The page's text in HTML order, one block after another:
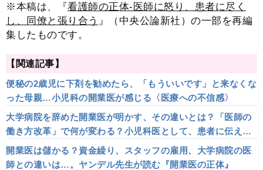
※本稿は、『看護師の正体-医師に怒り、患者に尽く
し、同僚と張り合う 』（中央公論新社）の一部を再編
集したものです。
【関連記事】
便秘の2歳児に下剤を勧めたら、「もういいです」と来なくな
った母親…小児科の開業医が感じる〈医療への不信感〉
大学病院を辞めた開業医が明かす、その違いとは？「医師の
働き方改革」で何が変わる？小児科医として、患者に伝えた
いこと
開業医は儲かる？資金繰り、スタッフの雇用、大学病院の医
師との違いは…。ヤンデル先生が読む『開業医の正体』